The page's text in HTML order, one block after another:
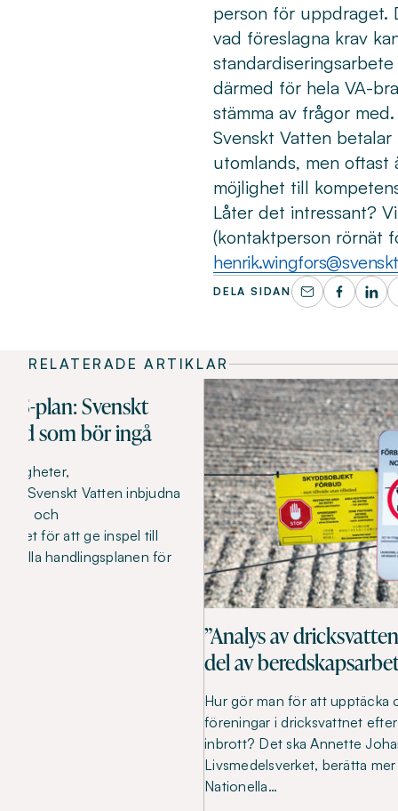
person för uppdraget.
vad föreslagna krav
därmed för hela VA-
stämma av frågor med.
Svenskt Vatten
utomlands, men
möjlighet till
Låter det intressant?
(kontaktperson rörnät
DELA SIDAN
RELATERADE ARTIKLAR
plan: Svenskt
som bör ingå
Svenskt Vatten inbjudna
och
för att ge inspel till
handlingsplanen för
”Analys av
del av
Hur gör man för att upptäcka
föreningar i dricksvattnet
inbrott? Det ska Annette
Livsmedelsverket, berätta
Nationella…